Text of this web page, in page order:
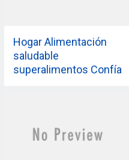
Hogar Alimentación
saludable
superalimentos Confía
superalimentos que
pueden combatir la